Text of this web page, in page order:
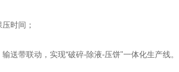
时间；
送带联动，实现“破碎-除液-压饼"一体化生产线。